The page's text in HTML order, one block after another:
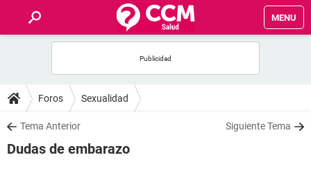
MENU
FORUMS
SALUD
Foros Sexualidad
Tema Anterior Siguiente Tema
Dudas de embarazo